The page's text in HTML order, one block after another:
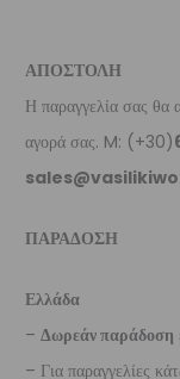
ΑΠΟΣΤΟΛΗ
Η παραγγελία σας θα
αγορά σας. M: (+30)
ΠΑΡΑΔΟΣΗ
Ελλάδα
– Δωρεάν παράδοση
– Για παραγγελίες